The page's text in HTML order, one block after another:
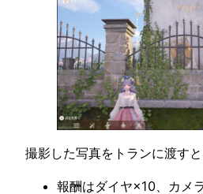
撮影した写真をトランに渡す
報酬はダイヤ×10、カメ